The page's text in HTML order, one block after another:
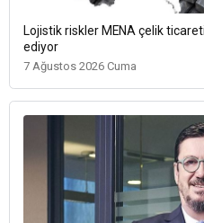
Lojistik riskler MENA çelik
ediyor
7 Ağustos 2026 Cuma